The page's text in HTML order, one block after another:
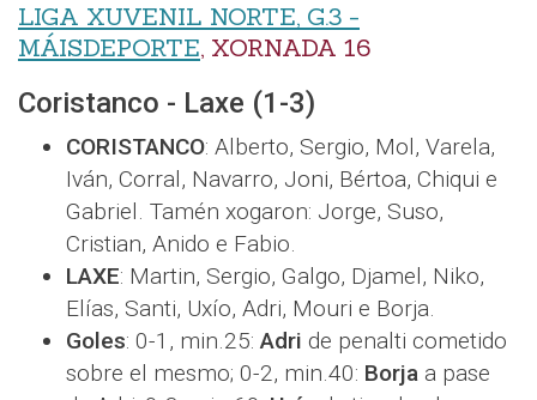
LIGA XUVENIL NORTE, G.3 -
MÁISDEPORTE, XORNADA 16
Coristanco - Laxe (1-3)
CORISTANCO: Alberto, Sergio, Mol, Varela,
Iván, Corral, Navarro, Joni, Bértoa, Chiqui e
Gabriel. Tamén xogaron: Jorge, Suso,
Cristian, Anido e Fabio.
LAXE: Martin, Sergio, Galgo, Djamel, Niko,
Elías, Santi, Uxío, Adri, Mouri e Borja.
Goles: 0-1, min.25:Adri de penalti cometido
sobre el mesmo; 0-2, min.40: Borja a pase